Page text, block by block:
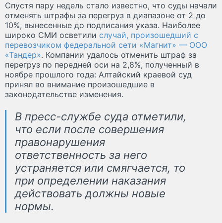
Спустя пару недель стало известно, что суды начали
отменять штрафы за перегруз в диапазоне от 2 до
10%, вынесенные до подписания указа. Наиболее
широко СМИ осветили случай, произошедший с
перевозчиком федеральной сети «Магнит» — ООО
«Тандер». Компании удалось отменить штраф за
перегруз по передней оси на 2,8%, полученный в
ноябре прошлого года: Алтайский краевой суд
принял во внимание произошедшие в
законодательстве изменения.
В пресс-службе суда отметили,
что если после совершения
правонарушения
ответственность за него
устраняется или смягчается, то
при определении наказания
действовать должны новые
нормы.